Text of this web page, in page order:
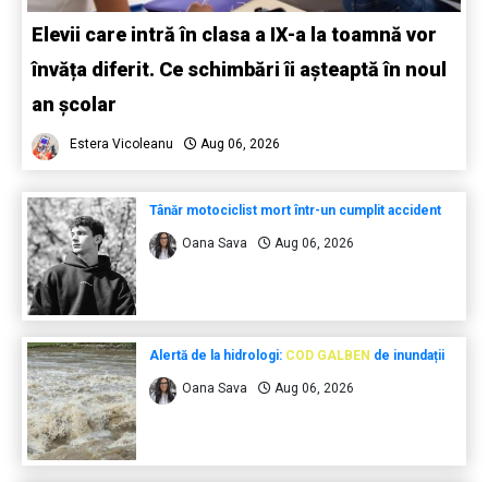
Elevii care intră în clasa a IX-a la toamnă vor
învăța diferit. Ce schimbări îi așteaptă în noul
an școlar
Estera Vicoleanu Aug 06, 2026
Tânăr motociclist mort într-un cumplit accident
Oana Sava Aug 06, 2026
Alertă de la hidrologi: COD GALBEN de inundații
Oana Sava Aug 06, 2026